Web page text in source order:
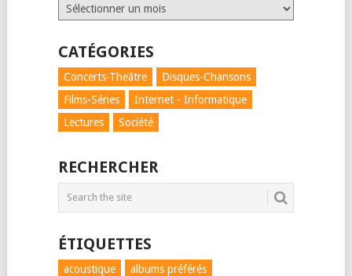
Archives
CATÉGORIES
Concerts-Theâtre
Disques-Chansons
Films-Séries
Internet - Informatique
Lectures
Société
RECHERCHER
ÉTIQUETTES
acoustique
albums préférés